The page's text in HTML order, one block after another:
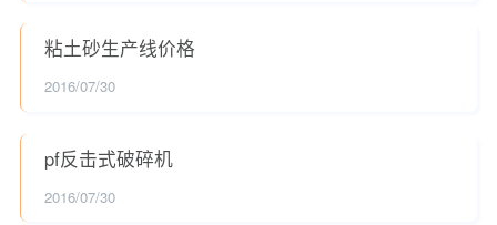
粘土砂生产线价格
2016/07/30
pf反击式破碎机
2016/07/30